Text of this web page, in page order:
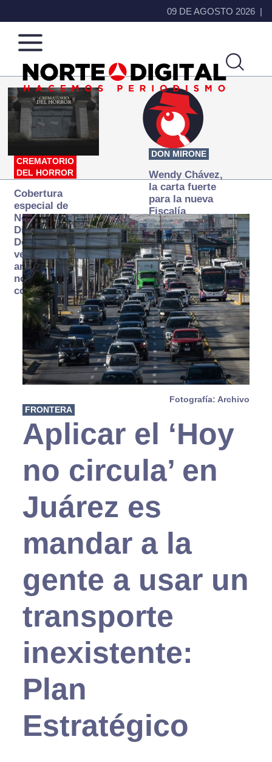
09 DE AGOSTO 2026
Norte
de
Ciudad
Más
que
noticias,
hacemos periodismo
CREMATORIO
DEL HORROR
Cobertura
especial de
Norte
Digital:
Donde la
verdad
arde… pero
no se
consume
DON MIRONE
Wendy Chávez,
la carta fuerte
para la nueva
Fiscalía
autónoma
Fotografía: Archivo
FRONTERA
Aplicar el ‘Hoy
no circula’ en
Juárez es
mandar a la
gente a usar un
transporte
inexistente:
Plan
Estratégico